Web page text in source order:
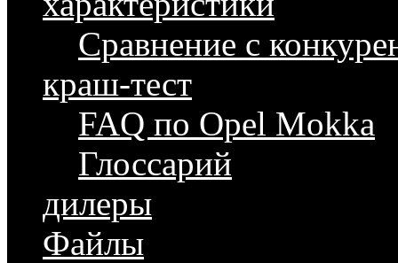
Сравнение с
краш-тест
FAQ по Opel Mokka
Глоссарий
дилеры
Файлы